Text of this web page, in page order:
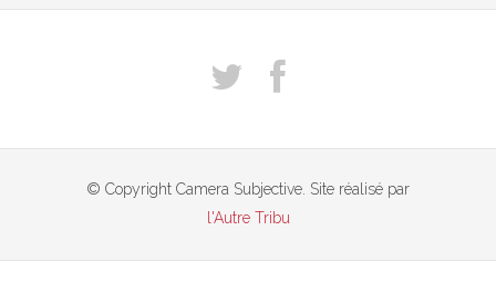
© Copyright Camera Subjective. Site réalisé par
l'Autre Tribu